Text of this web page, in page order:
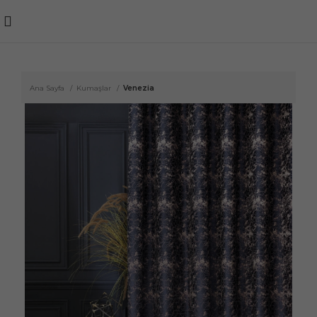
Ana Sayfa Kumaşlar Venezia